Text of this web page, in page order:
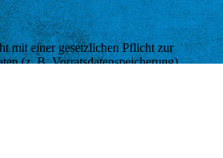
mit einer gesetzlichen Pflicht zur
(z. B. Vorratsdatenspeicherung)